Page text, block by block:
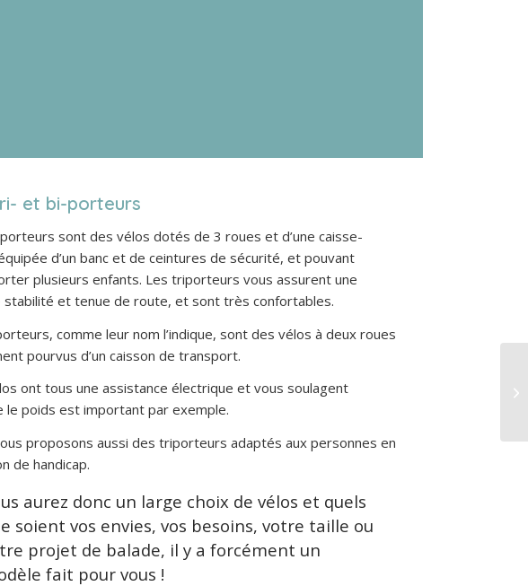
et bi-porteurs
sont des vélos dotés de 3 roues et d’une caisse-
d’un banc et de ceintures de sécurité, et pouvant
plusieurs enfants. Les triporteurs vous assurent une
stabilité et tenue de route, et sont très confortables.
comme leur nom l’indique, sont des vélos à deux roues
pourvus d’un caisson de transport.
ont tous une assistance électrique et vous soulagent
le poids est important par exemple.
proposons aussi des triporteurs adaptés aux personnes en
de handicap.
aurez donc un large choix de vélos et quels
soient vos envies, vos besoins, votre taille ou
projet de balade, il y a forcément un
fait pour vous !